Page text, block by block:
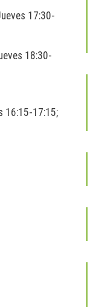
17:30-
18:30-
16:15-17:15;